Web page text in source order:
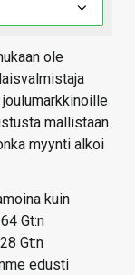
ole
mallistaan.
myynti alkoi
kuin
Gt:n
Gt:n
edusti